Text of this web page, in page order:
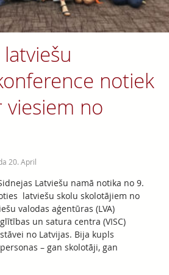
notiek
viesiem no
20. April
Latviešu namā notika no 9.
latviešu skolu skolotājiem no
valodas aģentūras (LVA)
un satura centra (VISC)
no Latvijas. Bija kupls
– gan skolotāji, gan